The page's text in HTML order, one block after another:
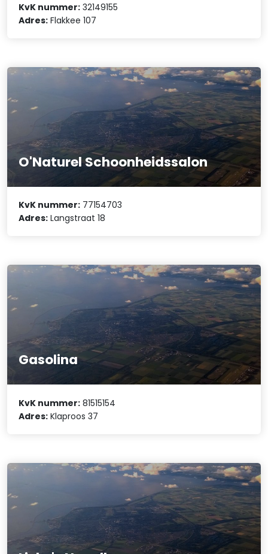
KvK nummer: 32149155
Adres: Flakkee 107
O'Naturel Schoonheidssalon
KvK nummer: 77154703
Adres: Langstraat 18
Gasolina
KvK nummer: 81515154
Adres: Klaproos 37